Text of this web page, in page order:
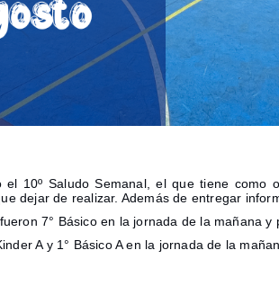
10º Saludo Semanal, el que tiene como
dejar de realizar. Además de entregar
7° Básico en la jornada de la mañana y
A y 1° Básico A en la jornada de la